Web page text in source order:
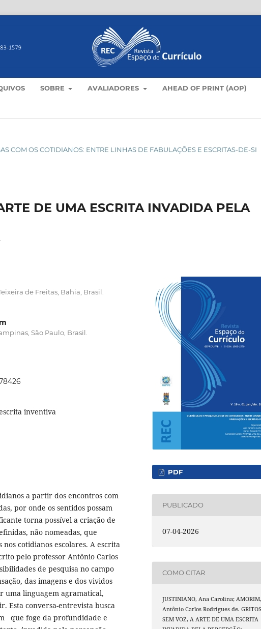
SOBRE AVALIADORES AHEAD OF PRINT (AOP)
COM OS COTIDIANOS: ENTRE LINHAS DE FABULAÇÕES E ESCRITAS-DE-SI
DE UMA ESCRITA INVADIDA PELA
de Freitas, Bahia, Brasil.
São Paulo, Brasil.
inventiva
a partir dos encontros com
por onde os sentidos possam
torna possível a criação de
não nomeadas, que
cotidianos escolares. A escrita
pelo professor Antônio Carlos
de pesquisa no campo
das imagens e dos vividos
uma linguagem agramatical,
Esta conversa-entrevista busca
que foge da profundidade e
PDF
PUBLICADO
07-04-2026
COMO CITAR
JUSTINIANO, Ana Carolina; AMORIM,
Antônio Carlos Rodrigues de. GRITOS
SEM VOZ, A ARTE DE UMA ESCRITA